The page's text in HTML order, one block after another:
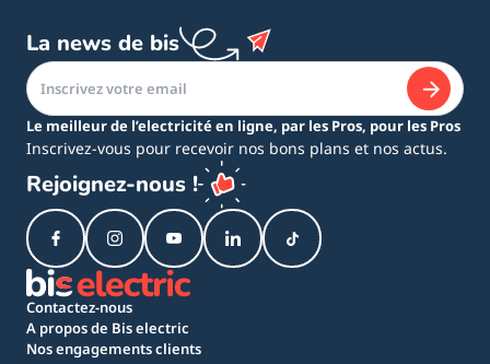
La news de bis
Le meilleur de l’electricité en ligne, par les Pros, pour les Pros
Inscrivez-vous pour recevoir nos bons plans et nos actus.
Rejoignez-nous !
Contactez-nous
A propos de Bis electric
Nos engagements clients